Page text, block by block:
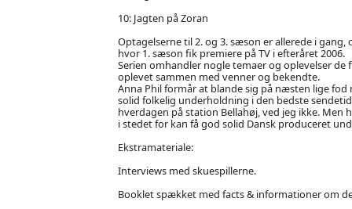
10: Jagten på Zoran
Optagelserne til 2. og 3. sæson er allerede i
hvor 1. sæson fik premiere på TV i efteråret 2006.
Serien omhandler nogle temaer og oplevelser
oplevet sammen med venner og bekendte.
Anna Phil formår at blande sig på næsten lige
solid folkelig underholdning i den bedste
hverdagen på station Bellahøj, ved jeg ikke. Men
i stedet for kan få god solid Dansk produceret
Ekstramateriale:
Interviews med skuespillerne.
Booklet spækket med facts & informationer om